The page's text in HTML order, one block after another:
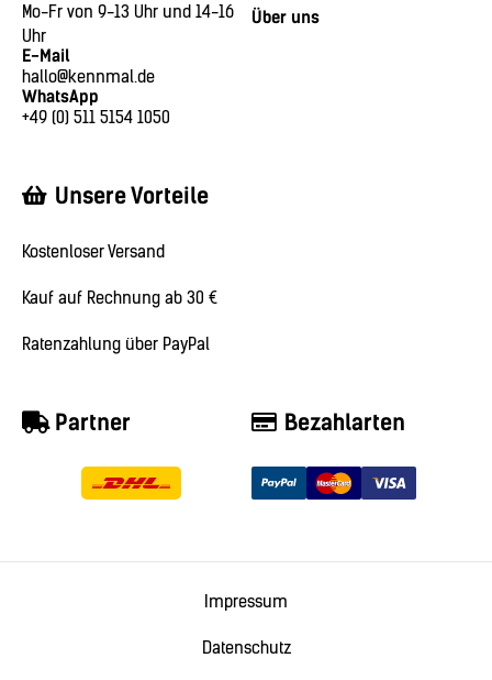
Unsere Vorteile
Bezahlarten
Partner
Mo-Fr von 9-13 Uhr und 14-16
Uhr
E-Mail
hallo@kennmal.de
WhatsApp
+49 (0) 511 5154 1050
Über uns
Kostenloser Versand
Kauf auf Rechnung ab 30 €
Ratenzahlung über PayPal
Impressum
Datenschutz